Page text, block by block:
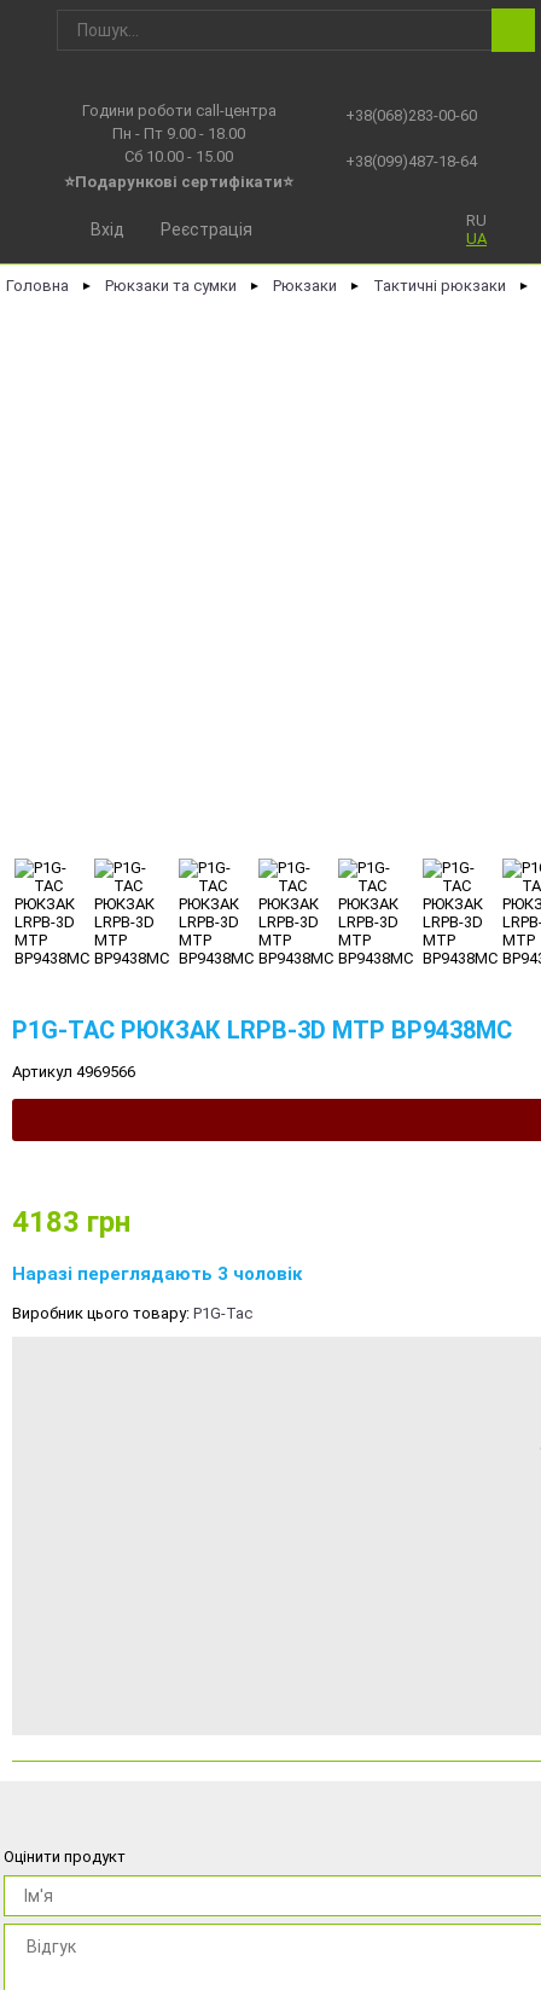
Години роботи call-центра
Пн - Пт 9.00 - 18.00
Сб 10.00 - 15.00
⭐Подарункові сертифікати⭐
+38(068)283-00-60
+38(099)487-18-64
RU
UA
Вхід Реєстрація
Головна ► Рюкзаки та сумки ► Рюкзаки ► Тактичні рюкзаки ►
P1G-TAC РЮКЗАК LRPB-3D MTP BP9438MC
Артикул 4969566
4183 грн
Наразі переглядають 3 чоловік
Виробник цього товару: P1G-Tac
Оцінити продукт